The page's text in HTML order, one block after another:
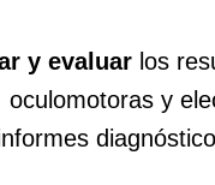
y evaluar los
oculomotoras y